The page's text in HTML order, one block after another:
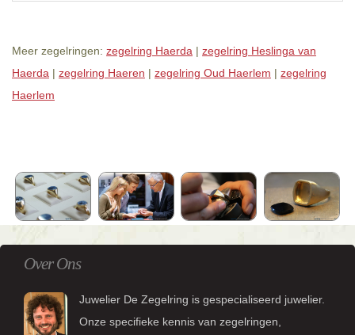
Meer zegelringen: zegelring Haerda | zegelring Heslinga van
Haerda | zegelring Haeren | zegelring Oud Haerlem | zegelring
Haerlem
Over Ons
Juwelier De Zegelring is gespecialiseerd juwelier.
Onze specifieke kennis van zegelringen,